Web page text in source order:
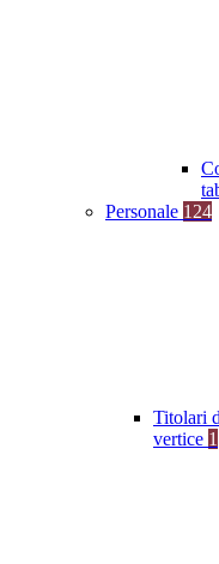
Personale 124
Titolari
vertice 1